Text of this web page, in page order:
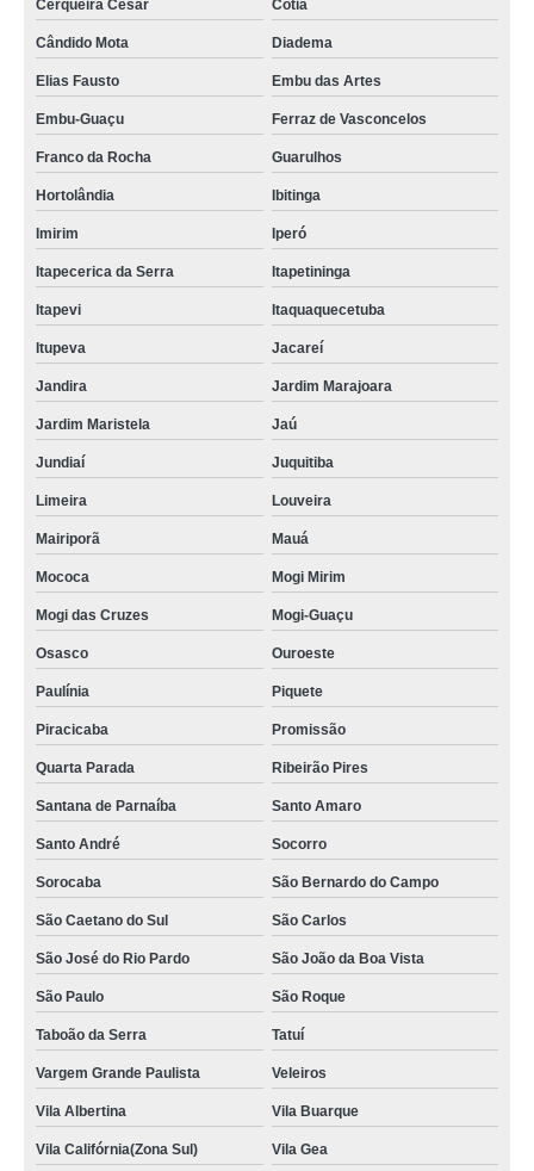
Cerqueira César Cotia
Cândido Mota Diadema
Elias Fausto Embu das Artes
Embu-Guaçu Ferraz de Vasconcelos
Franco da Rocha Guarulhos
Hortolândia Ibitinga
Imirim Iperó
Itapecerica da Serra Itapetininga
Itapevi Itaquaquecetuba
Itupeva Jacareí
Jandira Jardim Marajoara
Jardim Maristela Jaú
Jundiaí Juquitiba
Limeira Louveira
Mairiporã Mauá
Mococa Mogi Mirim
Mogi das Cruzes Mogi-Guaçu
Osasco Ouroeste
Paulínia Piquete
Piracicaba Promissão
Quarta Parada Ribeirão Pires
Santana de Parnaíba Santo Amaro
Santo André Socorro
Sorocaba São Bernardo do Campo
São Caetano do Sul São Carlos
São José do Rio Pardo São João da Boa Vista
São Paulo São Roque
Taboão da Serra Tatuí
Vargem Grande Paulista Veleiros
Vila Albertina Vila Buarque
Vila Califórnia(Zona Sul) Vila Gea